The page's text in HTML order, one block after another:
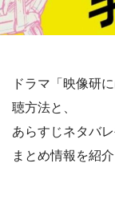
ドラマ「映像研
聴方法と、
あらすじネタバ
まとめ情報を紹介